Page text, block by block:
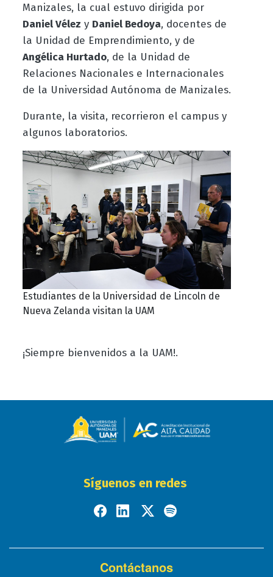
Manizales, la cual estuvo dirigida por
Daniel Vélez y Daniel Bedoya, docentes de
la Unidad de Emprendimiento, y de
Angélica Hurtado, de la Unidad de
Relaciones Nacionales e Internacionales
de la Universidad Autónoma de Manizales.
Durante, la visita, recorrieron el campus y
algunos laboratorios.
Estudiantes de la Universidad de Lincoln de
Nueva Zelanda visitan la UAM
¡Siempre bienvenidos a la UAM!.
Síguenos en redes
Contáctanos